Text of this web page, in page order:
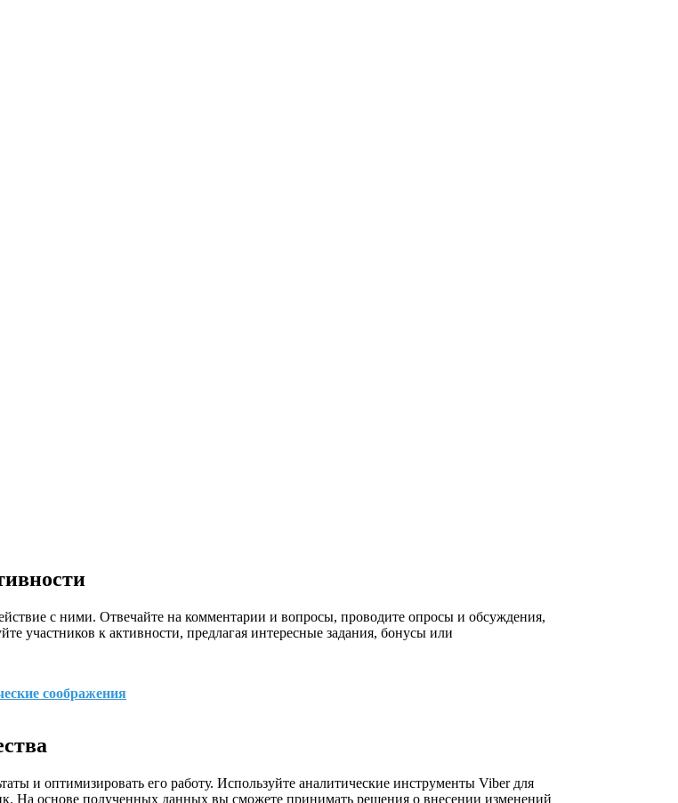
с ними. Отвечайте на комментарии и вопросы, проводите опросы и обсуждения,
участников к активности, предлагая интересные задания, бонусы или
соображения
и оптимизировать его работу. Используйте аналитические инструменты Viber для
На основе полученных данных вы сможете принимать решения о внесении изменений